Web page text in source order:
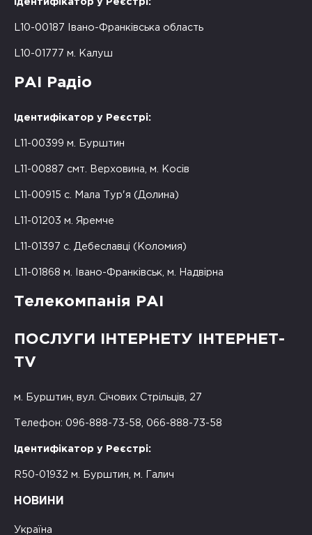
Ідентифікатор у Реєстрі:
L10-00187 Івано-Франківська область
L10-01777 м. Калуш
РАІ Радіо
Ідентифікатор у Реєстрі:
L11-00399 м. Бурштин
L11-00887 смт. Верховина, м. Косів
L11-00915 с. Мала Тур'я (Долина)
L11-01203 м. Яремче
L11-01397 с. Дебеславці (Коломия)
L11-01868 м. Івано-Франківськ, м. Надвірна
Телекомпанія РАІ
ПОСЛУГИ ІНТЕРНЕТУ ІНТЕРНЕТ-
TV
м. Бурштин, вул. Січових Стрільців, 27
Телефон: 096-888-73-58, 066-888-73-58
Ідентифікатор у Реєстрі:
R50-01932 м. Бурштин, м. Галич
НОВИНИ
Україна